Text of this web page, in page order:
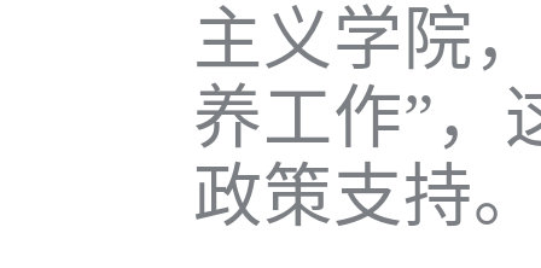
主义学院
养工作”，
政策支持